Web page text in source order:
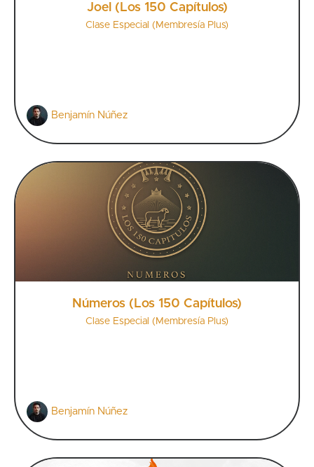
Joel (Los 150 Capítulos)
Clase Especial (Membresía Plus)
Benjamín Núñez
Números (Los 150 Capítulos)
Clase Especial (Membresía Plus)
Benjamín Núñez